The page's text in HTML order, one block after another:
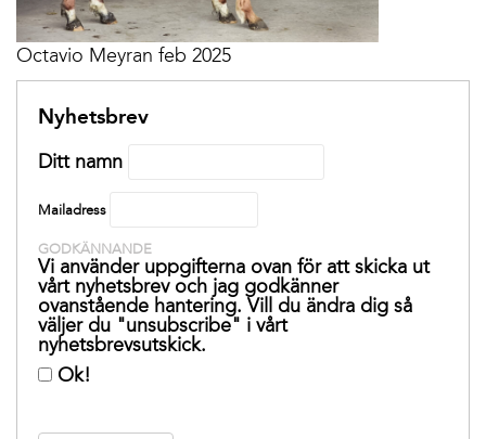
Octavio Meyran feb 2025
Nyhetsbrev
Ditt namn
Mailadress
GODKÄNNANDE
Vi använder uppgifterna ovan för att skicka ut
vårt nyhetsbrev och jag godkänner
ovanstående hantering. Vill du ändra dig så
väljer du "unsubscribe" i vårt
nyhetsbrevsutskick.
Ok!